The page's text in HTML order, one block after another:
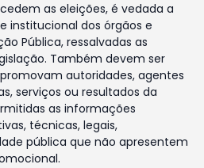
as eleições, é vedada a
institucional dos órgãos e
Pública, ressalvadas as
Também devem ser
autoridades, agentes
serviços ou resultados da
as informações
técnicas, legais,
pública que não apresentem